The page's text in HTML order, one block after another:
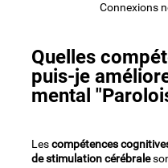
Connexions
Quelles
puis-je
mental
Lescompétences
de stimulation cérébrale